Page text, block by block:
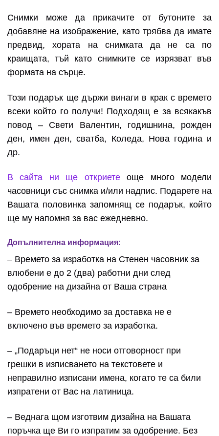
Снимки може да прикачите от бутоните за
добавяне на изображение, като трябва да имате
предвид, хората на снимката да не са по
краищата, тъй като снимките се изрязват във
формата на сърце.
Този подарък ще държи винаги в крак с времето
всеки който го получи! Подходящ е за всякакъв
повод – Свети Валентин, годишнина, рожден
ден, имен ден, сватба, Коледа, Нова година и
др.
В сайта ни ще откриетеоще много модели
часовници със снимка и/или надпис. Подарете на
Вашата половинка запомнящ се подарък, който
ще му напомня за вас ежедневно.
Допълнителна информация:
– Времето за изработка на Стенен часовник за
влюбени е до 2 (два) работни дни след
одобрение на дизайна от Ваша страна
– Времето необходимо за доставка не е
включено във времето за изработка.
– „Подаръци нет“ не носи отговорност при
грешки в изписването на текстовете и
неправилно изписани имена, когато те са били
изпратени от Вас на латиница.
– Веднага щом изготвим дизайна на Вашата
поръчка ще Ви го изпратим за одобрение. Без